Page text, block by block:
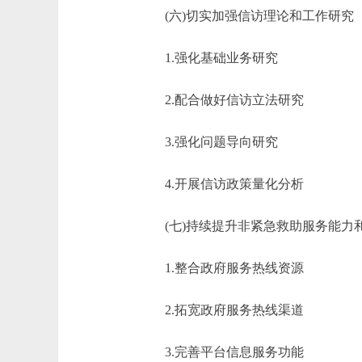
(六)切实加强信访理论和工作研究
1.强化基础业务研究
2.配合做好信访立法研究
3.强化问题导向研究
4.开展信访政策量化分析
(七)持续提升非紧急救助服务能力
1.整合政府服务热线资源
2.拓宽政府服务热线渠道
3.完善平台信息服务功能